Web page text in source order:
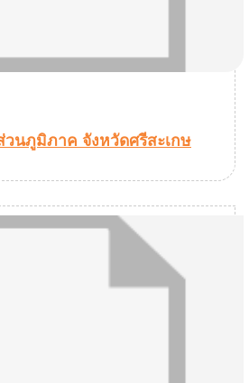
นภูมิภาค จังหวัดศรีสะเกษ